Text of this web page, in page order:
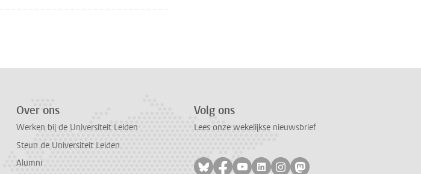
Over ons
Werken bij de Universiteit Leiden
Steun de Universiteit Leiden
Alumni
Volg ons
Lees onze wekelijkse nieuwsbrief
Volg ons op bluesky
Volg ons op facebook
Volg ons op youtube
Volg ons op linkedin
Volg ons op instagram
Volg ons op mastodon